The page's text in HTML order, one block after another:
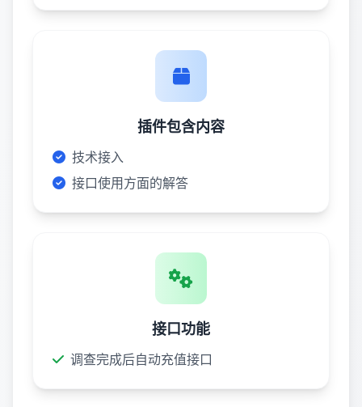
插件包含内容
技术接入
接口使用方面的解答
接口功能
调查完成后自动充值接口